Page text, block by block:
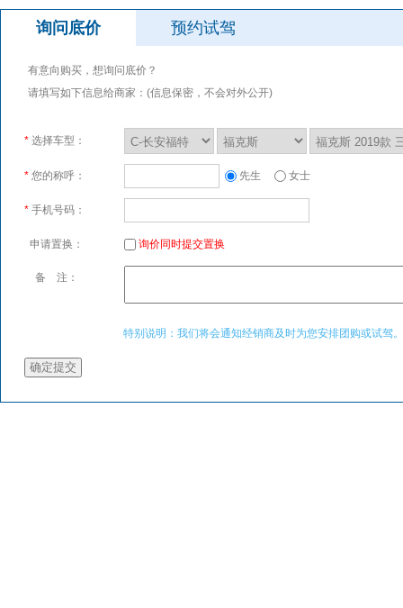
询问底价 预约试驾
有意向购买，想询问底价？
请填写如下信息给商家：(信息保密，不会对外公开)
* 选择车型：
* 您的称呼： 先生 女士
* 手机号码：
申请置换： 询价同时提交置换
备 注：
特别说明：我们将会通知经销商及时为您安排团购或试驾。